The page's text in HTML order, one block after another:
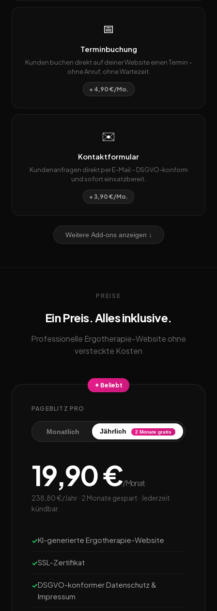
📅
Terminbuchung
Kunden buchen direkt auf deiner Website einen Termin –
ohne Anruf, ohne Wartezeit.
+ 4,90 €/Mo.
✉️
Kontaktformular
Kundenanfragen direkt per E-Mail – DSGVO-konform
und sofort einsatzbereit.
+ 3,90 €/Mo.
Weitere Add-ons anzeigen ↓
PREISE
Ein Preis. Alles inklusive.
Professionelle Ergotherapie-Website ohne
versteckte Kosten
✦ Beliebt
PAGEBLITZ PRO
Monatlich Jährlich 2 Monate gratis
19,90 €/Monat
238,80 €/Jahr · 2 Monate gespart · Jederzeit
kündbar.
KI-generierte Ergotherapie-Website
SSL-Zertifikat
DSGVO-konformer Datenschutz &
Impressum